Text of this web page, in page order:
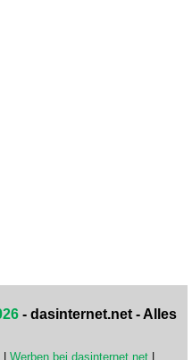
- dasinternet.net - Alles
Werben bei dasinternet.net